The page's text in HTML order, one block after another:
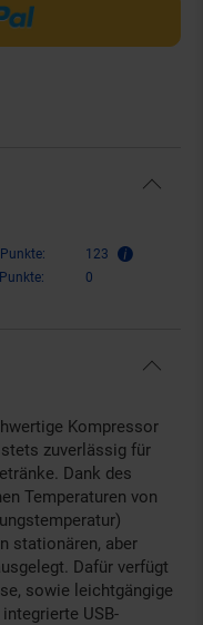
123
0
Kompressor
zuverlässig für
Dank des
Temperaturen von
stationären, aber
Dafür verfügt
sowie leichtgängige
USB-